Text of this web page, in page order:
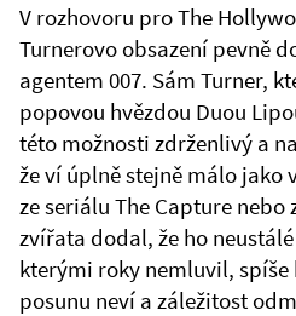
V rozhovoru pro The
Turnerovo obsazení pevně
agentem 007. Sám Turner,
popovou hvězdou Duou
této možnosti zdrženlivý a
že ví úplně stejně málo jako
ze seriálu The Capture nebo
zvířata dodal, že ho
kterými roky nemluvil, spíše
posunu neví a záležitost